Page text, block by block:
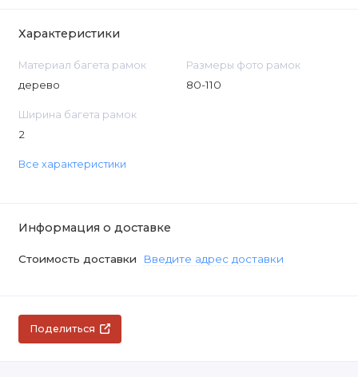
Характеристики
Материал багета рамок
дерево
Размеры фото рамок
80-110
Ширина багета рамок
2
Все характеристики
Информация о доставке
Стоимость доставки Введите адрес доставки
Поделиться